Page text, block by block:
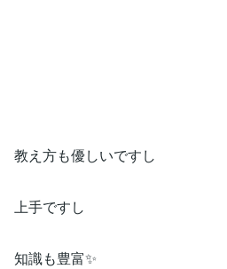
教え方も優しいですし
上手ですし
知識も豊富✨